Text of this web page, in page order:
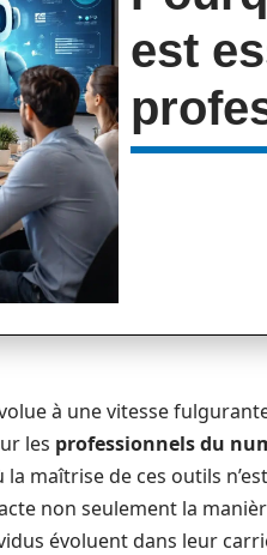
est
à une vitesse
les professionnels du
maîtrise de ces outils
non seulement la
évoluent dans leur